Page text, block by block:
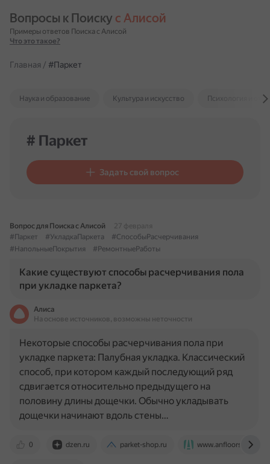
Вопросы к Поиску с Алисой
Примеры ответов Поиска с Алисой
Что это такое?
Главная / #Паркет
Наука и образование Культура и искусство Психология и
# Паркет
Задать свой вопрос
Вопрос для Поиска с Алисой
27 февраля
#Паркет
#УкладкаПаркета
#СпособыРасчерчивания
#НапольныеПокрытия
#РемонтныеРаботы
Какие существуют способы расчерчивания пола
при укладке паркета?
Алиса
На основе источников, возможны неточности
0 dzen.ru parket-shop.ru www.anfloors.ru
Некоторые способы расчерчивания пола при
укладке паркета: Палубная укладка. Классический
способ, при котором каждый последующий ряд
сдвигается относительно предыдущего на
половину длины дощечки. Обычно укладывать
дощечки начинают вдоль стены…